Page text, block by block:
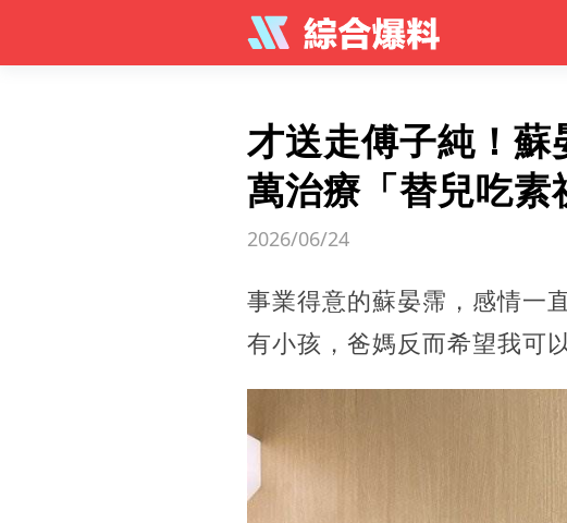
才送走傅子純！蘇
萬治療「替兒吃素
2026/06/24
事業得意的蘇晏霈，感情一
有小孩，爸媽反而希望我可